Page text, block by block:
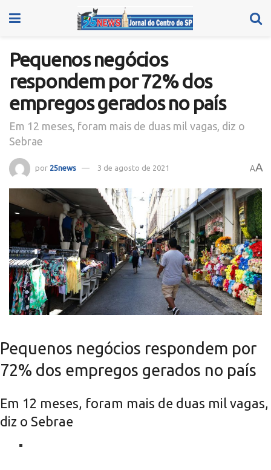
Pequenos negócios
respondem por 72% dos
empregos gerados no país
Em 12 meses, foram mais de duas mil vagas, diz o
Sebrae
por 25news 3 de agosto de 2021 AA
Pequenos negócios respondem por
72% dos empregos gerados no país
Em 12 meses, foram mais de duas mil vagas,
diz o Sebrae